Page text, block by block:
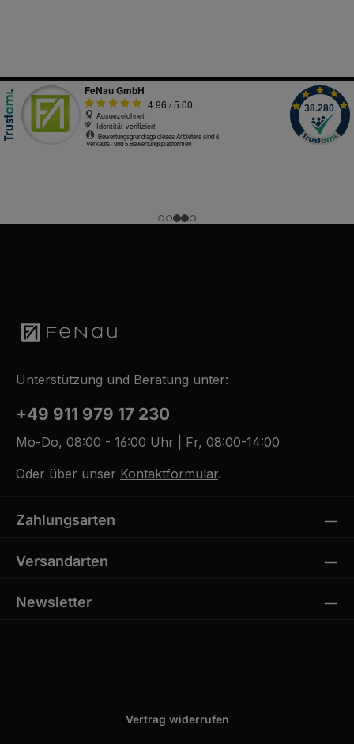
Unterstützung und Beratung unter:
+49 911 979 17 230
Mo-Do, 08:00 - 16:00 Uhr | Fr, 08:00-14:00
Oder über unser Kontaktformular.
Zahlungsarten
Versandarten
Newsletter
Vertrag widerrufen